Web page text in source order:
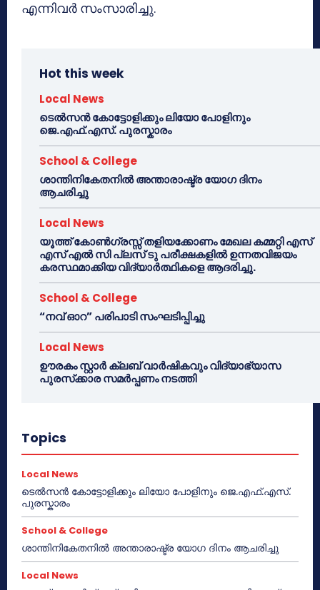
എന്നിവർ സംസാരിച്ചു.
Hot this week
Local News
ടെൽസൻ കോട്ടോളിക്കും ലിയോ പോളിനും
ജെ.എഫ്.എസ്. പുരസ്കാരം
School & College
ശാന്തിനികേതനിൽ അന്താരാഷ്ട്ര യോഗ ദിനം
ആചരിച്ചു
Local News
യൂത്ത് കോൺഗ്രസ്സ് തളിയക്കോണം മേഖല കമ്മറ്റി എസ്
എസ് എൽ സി പ്ലസ് ടു പരീക്ഷകളിൽ ഉന്നതവിജയം
കരസ്ഥമാക്കിയ വിദ്യാർത്ഥികളെ ആദരിച്ചു.
School & College
“നവ് ഓറ” പരിപാടി സംഘടിപ്പിച്ചു
Local News
ഊരകം സ്റ്റാർ ക്ലബ് വാർഷികവും വിദ്യാഭ്യാസ
പുരസ്‌ക്കാര സമർപ്പണം നടത്തി
Topics
Local News
ടെൽസൻ കോട്ടോളിക്കും ലിയോ പോളിനും ജെ.എഫ്.എസ്.
പുരസ്കാരം
School & College
ശാന്തിനികേതനിൽ അന്താരാഷ്ട്ര യോഗ ദിനം ആചരിച്ചു
Local News